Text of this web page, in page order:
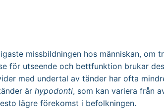
missbildningen hos människan, om
för utseende och bettfunktion brukar
med undertal av tänder har ofta
är hypodonti, som kan variera från
lägre förekomst i befolkningen.